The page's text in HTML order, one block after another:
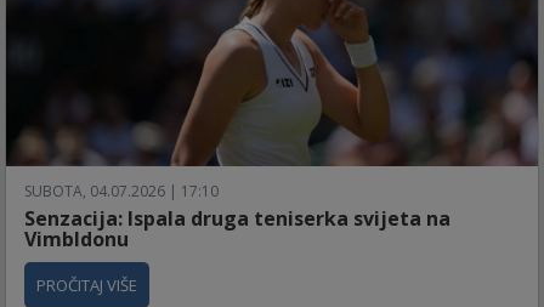
SUBOTA, 04.07.2026 | 17:10
Senzacija: Ispala druga teniserka svijeta na
Vimbldonu
PROČITAJ VIŠE